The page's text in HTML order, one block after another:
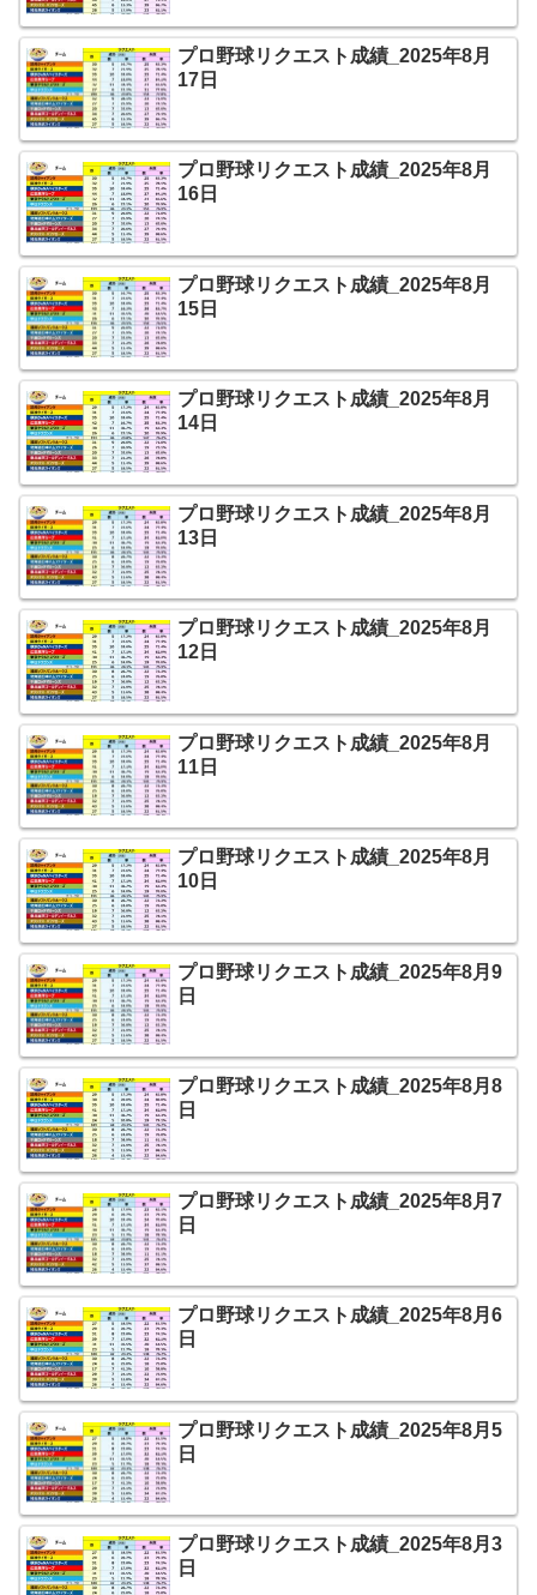
プロ野球リクエスト成績_2025年8月
17日
プロ野球リクエスト成績_2025年8月
16日
プロ野球リクエスト成績_2025年8月
15日
プロ野球リクエスト成績_2025年8月
14日
プロ野球リクエスト成績_2025年8月
13日
プロ野球リクエスト成績_2025年8月
12日
プロ野球リクエスト成績_2025年8月
11日
プロ野球リクエスト成績_2025年8月
10日
プロ野球リクエスト成績_2025年8月9
日
プロ野球リクエスト成績_2025年8月8
日
プロ野球リクエスト成績_2025年8月7
日
プロ野球リクエスト成績_2025年8月6
日
プロ野球リクエスト成績_2025年8月5
日
プロ野球リクエスト成績_2025年8月3
日